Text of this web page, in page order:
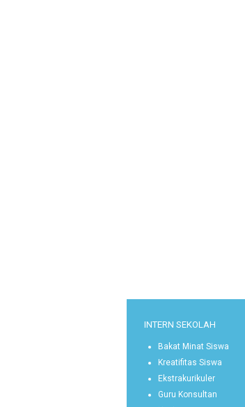
INTERN SEKOLAH
Bakat Minat Siswa
Kreatifitas Siswa
Ekstrakurikuler
Guru Konsultan